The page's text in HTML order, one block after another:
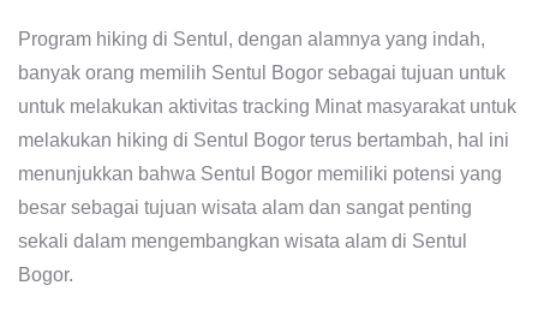
Program hiking di Sentul, dengan alamnya yang indah,
banyak orang memilih Sentul Bogor sebagai tujuan untuk
untuk melakukan aktivitas tracking Minat masyarakat untuk
melakukan hiking di Sentul Bogor terus bertambah, hal ini
menunjukkan bahwa Sentul Bogor memiliki potensi yang
besar sebagai tujuan wisata alam dan sangat penting
sekali dalam mengembangkan wisata alam di Sentul
Bogor.